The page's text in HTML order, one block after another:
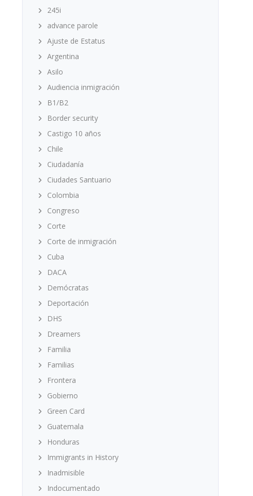
245i
advance parole
Ajuste de Estatus
Argentina
Asilo
Audiencia inmigración
B1/B2
Border security
Castigo 10 años
Chile
Ciudadanía
Ciudades Santuario
Colombia
Congreso
Corte
Corte de inmigración
Cuba
DACA
Demócratas
Deportación
DHS
Dreamers
Familia
Familias
Frontera
Gobierno
Green Card
Guatemala
Honduras
Immigrants in History
Inadmisible
Indocumentado